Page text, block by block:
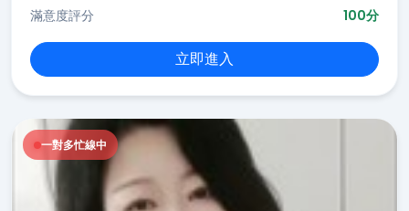
滿意度評分
100分
立即進入
一對多忙線中